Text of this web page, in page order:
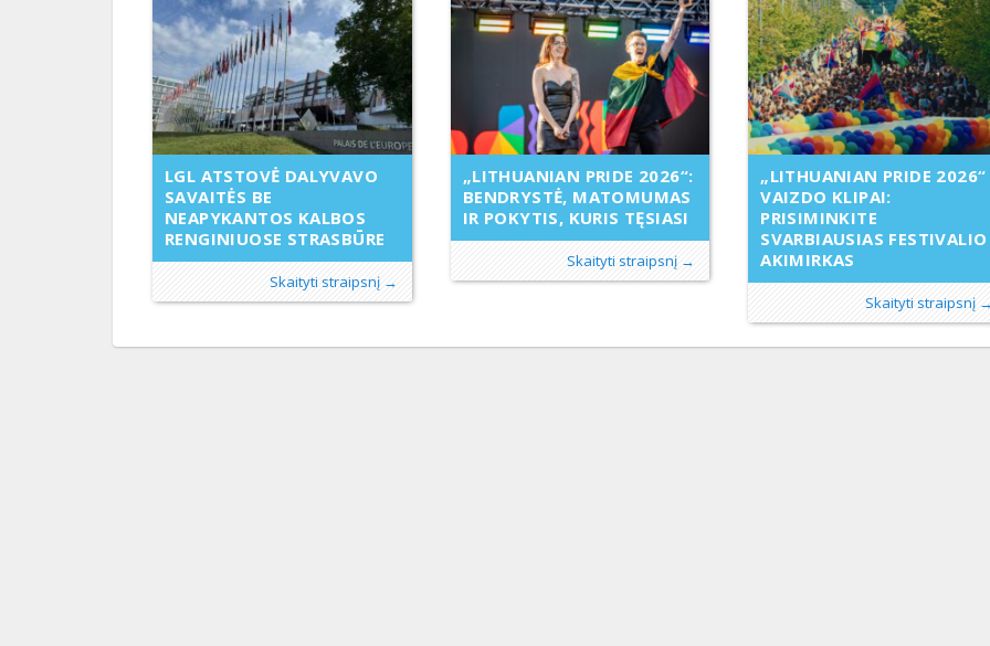
LGL ATSTOVĖ DALYVAVO
SAVAITĖS BE
NEAPYKANTOS KALBOS
RENGINIUOSE STRASBŪRE
Skaityti straipsnį →
„LITHUANIAN PRIDE 2026“:
BENDRYSTĖ, MATOMUMAS
IR POKYTIS, KURIS TĘSIASI
Skaityti straipsnį →
„LITHUANIAN PRIDE 2026“
VAIZDO KLIPAI:
PRISIMINKITE
SVARBIAUSIAS FESTIVALIO
AKIMIRKAS
Skaityti straipsnį